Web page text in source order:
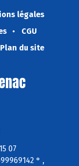
légales
CGU
Plan du site
07
° ,